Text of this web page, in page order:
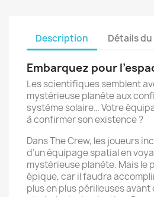
Description Détails
Embarquez pour
Les scientifiques semblent
mystérieuse planète aux
système solaire… Votre
à confirmer son existence ?
Dans The Crew, les joueurs
d’un équipage spatial en
mystérieuse planète. Mais le
épique, car il faudra
plus en plus périlleuses